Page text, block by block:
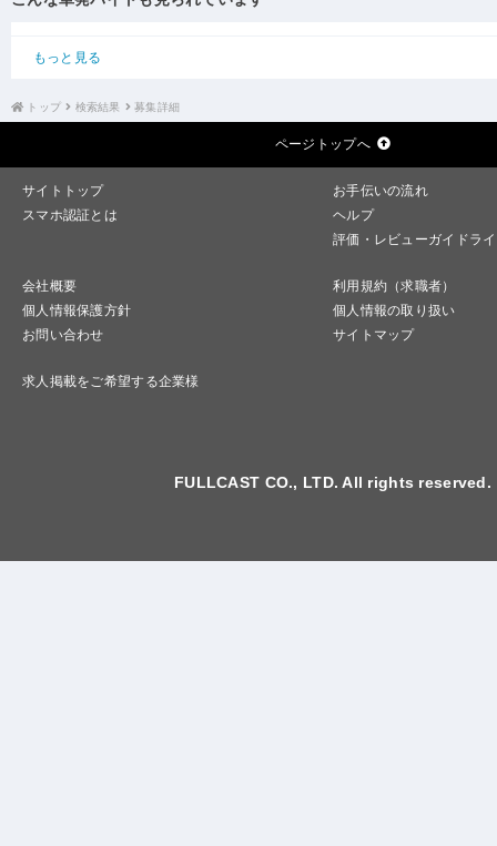
もっと見る
トップ 検索結果 募集詳細
ページトップへ
サイトトップ
お手伝いの流れ
スマホ認証とは
ヘルプ
評価・レビューガイドラ
会社概要
利用規約（求職者）
個人情報保護方針
個人情報の取り扱い
お問い合わせ
サイトマップ
求人掲載をご希望する企業様
FULLCAST CO., LTD. All rights reserved.